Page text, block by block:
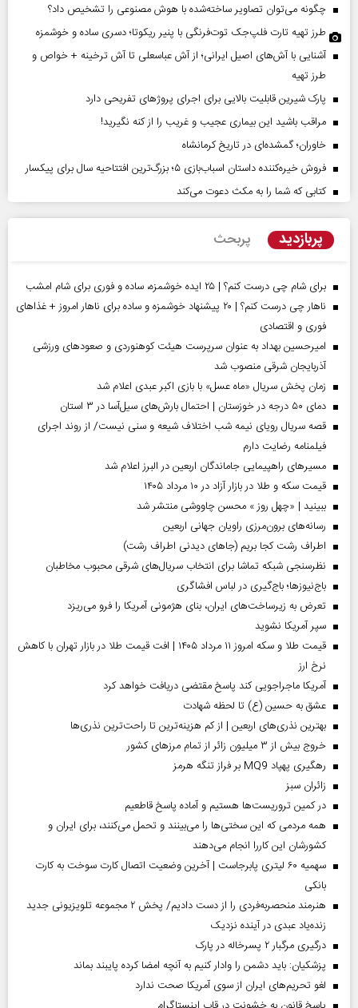
چگونه می‌توان تصاویر ساخته‌شده با هوش مصنوعی را تشخیص داد؟
طرز تهیه تارت فلپ‌جک توت‌فرنگی با پنیر ریکوتا؛ دسری ساده و خوشمزه
آشنایی با آش‌های اصیل ایرانی؛ از آش عباسعلی تا آش ترخینه + خواص و
طرز تهیه
پارک شیرین قابلیت‌ بالایی برای اجرای پروژهای تفریحی دارد
مراقب باشید این بیماری عجیب و غریب را از کنه نگیرید!
خاوران؛ گمشده‌ای در تاریخ کرمانشاه
فروش خیره‌کننده داستان اسباب‌بازی ۵؛ بزرگ‌ترین افتتاحیه سال برای پیکسار
کتابی که شما را به مکث دعوت می‌کند
پربازدید پربحث
برای شام چی درست کنم؟ | ۲۵ ایده خوشمزه، ساده و فوری برای شام امشب
ناهار چی درست کنم؟ | ۲۰ پیشنهاد خوشمزه و ساده برای ناهار امروز + غذاهای
فوری و اقتصادی
امیرحسین بهداد به عنوان سرپرست هیئت کوهنوردی و صعودهای ورزشی
آذربایجان شرقی منصوب شد
زمان پخش سریال «ماه عسل» با بازی اکبر عبدی اعلام شد
دمای ۵۰ درجه در خوزستان | احتمال بارش‌های سیل‌آسا در ۳ استان
قصه سریال رویای نیمه شب اختلاف شیعه و سنی نیست/ از روند اجرای
فیلمنامه رضایت دارم
مسیر‌های راهپیمایی جاماندگان اربعین در البرز اعلام شد
قیمت سکه و طلا در بازار آزاد در ۱۰ مرداد ۱۴۰۵
ببینید | «چهل روز » محسن چاووشی منتشر شد
رسانه‌های برون‌مرزی راویان جهانی اربعین
اطراف رشت کجا بریم (جاهای دیدنی اطراف رشت)
نظرسنجی شبکه تماشا برای انتخاب سریال‌های شرقی محبوب مخاطبان
باج‌نیوزها؛ باج‌گیری در لباس افشاگری
تعرض به زیرساخت‌های ایران، بنای هژمونی آمریکا را فرو می‌ریزد
سپر آمریکا نشوید
قیمت طلا و سکه امروز ۱۱ مرداد ۱۴۰۵ | افت قیمت طلا در بازار تهران با کاهش
نرخ ارز
آمریکا ماجراجویی کند پاسخ مقتضی دریافت خواهد کرد
عشق به حسین (ع) تا لحظه شهادت
بهترین نذری‌های اربعین | از کم هزینه‌ترین تا راحت‌ترین نذری‌ها
خروج بیش از ۳ میلیون زائر از تمام مرز‌های کشور
رهگیری پهپاد MQ9 بر فراز تنگه هرمز
‌زائران سبز
در کمین تروریست‌ها هستیم و آماده پاسخ قاطعیم
همه مردمی که این سختی‌ها را می‌بینند و تحمل می‌کنند، برای ایران و
کشورشان این کاررا انجام می‌دهند
سهمیه ۶۰ لیتری پابرجاست | آخرین وضعیت اتصال کارت سوخت به کارت
بانکی
هنرمند منحصر‌به‌فردی را از دست دادیم/ پخش ۲ مجموعه تلویزیونی جدید
زنده‌یاد عبدی در آینده نزدیک
درگیری مرگبار ۲ پسرخاله در پارک
پزشکیان: باید دشمن را وادار کنیم به آنچه امضا کرده پایبند بماند
لغو تحریم‌های ایران از سوی آمریکا صحت ندارد